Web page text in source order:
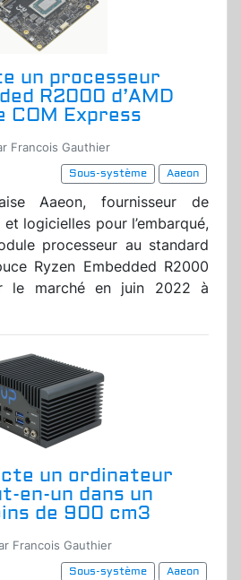
un processeur
R2000 d’AMD
COM Express
Francois Gauthier
Sous-système
Aaeon
Aaeon, fournisseur de
logicielles pour l’embarqué,
processeur au standard
Ryzen Embedded R2000
le marché en juin 2022 à
un ordinateur
en-un dans un
de 900 cm3
Francois Gauthier
Sous-système
Aaeon